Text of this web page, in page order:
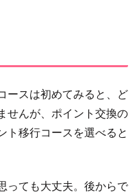
ースは初めてみると、ど
せんが、ポイント交換の
ト移行コースを選べると
っても大丈夫。後からで